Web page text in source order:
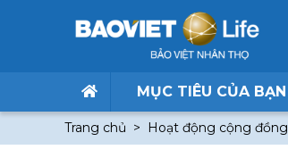
MỤC TIÊU CỦA BẠN
Trang chủ Hoạt động cộng đồng